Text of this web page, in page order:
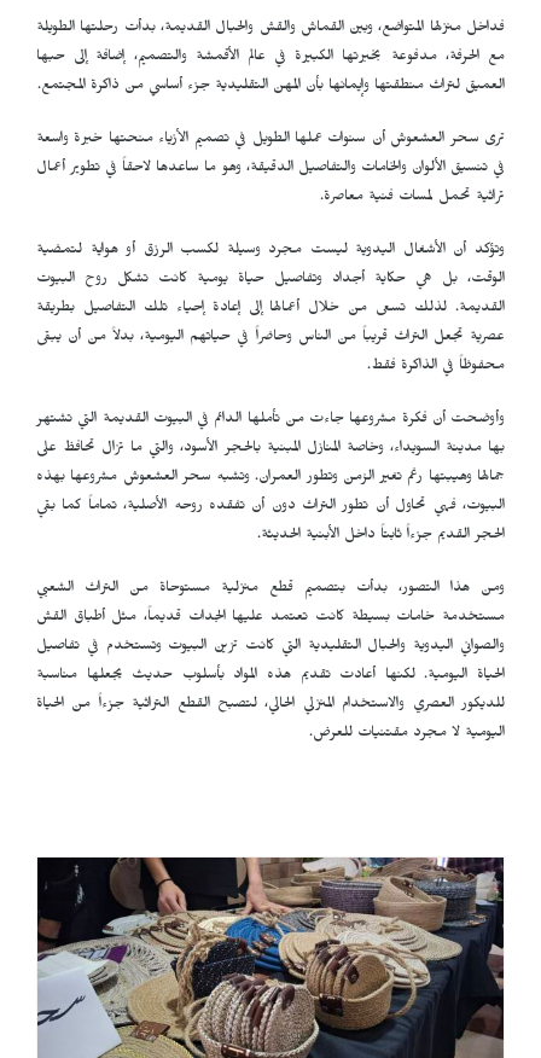
فداخل منزلها المتواضع، وبين القماش والقش والحبال القديمة، بدأت رحلتها الطويلة
مع الحرفة، مدفوعة بخبرتها الكبيرة في عالم الأقمشة والتصميم، إضافة إلى حبها
العميق لتراث منطقتها وإيمانها بأن المهن التقليدية جزء أساسي من ذاكرة المجتمع.
ترى سحر العشعوش أن سنوات عملها الطويل في تصميم الأزياء منحتها خبرة واسعة
في تنسيق الألوان والخامات والتفاصيل الدقيقة، وهو ما ساعدها لاحقاً في تطوير أعمال
تراثية تحمل لمسات فنية معاصرة.
وتؤكد أن الأشغال اليدوية ليست مجرد وسيلة لكسب الرزق أو هواية لتمضية
الوقت، بل هي حكاية أجداد وتفاصيل حياة يومية كانت تشكل روح البيوت
القديمة. لذلك تسعى من خلال أعمالها إلى إعادة إحياء تلك التفاصيل بطريقة
عصرية تجعل التراث قريباً من الناس وحاضراً في حياتهم اليومية، بدلاً من أن يبقى
محفوظاً في الذاكرة فقط.
وأوضحت أن فكرة مشروعها جاءت من تأملها الدائم في البيوت القديمة التي تشتهر
بها مدينة السويداء، وخاصة المنازل المبنية بالحجر الأسود، والتي ما تزال تحافظ على
جمالها وهيبتها رغم تغير الزمن وتطور العمران. وتشبه سحر العشعوش مشروعها بهذه
البيوت، فهي تحاول أن تطور التراث دون أن تفقده روحه الأصلية، تماماً كما بقي
الحجر القديم جزءاً ثابتاً داخل الأبنية الحديثة.
ومن هذا التصور، بدأت بتصميم قطع منزلية مستوحاة من التراث الشعبي
مستخدمة خامات بسيطة كانت تعتمد عليها الجدات قديماً، مثل أطباق القش
والصواني اليدوية والحبال التقليدية التي كانت تزين البيوت وتستخدم في تفاصيل
الحياة اليومية. لكنها أعادت تقديم هذه المواد بأسلوب حديث يجعلها مناسبة
للديكور العصري والاستخدام المنزلي الحالي، لتصبح القطع التراثية جزءاً من الحياة
اليومية لا مجرد مقتنيات للعرض.